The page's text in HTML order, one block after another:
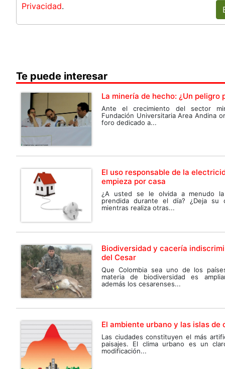
Privacidad.
Te puede interesar
La minería de hecho: ¿Un peligro
Ante el crecimiento del sector
Fundación Universitaria Area Andina
foro dedicado a...
El uso responsable de la
empieza por casa
¿A usted se le olvida a menudo
prendida durante el día? ¿Deja su
mientras realiza otras...
Biodiversidad y cacería
del Cesar
Que Colombia sea uno de los
materia de biodiversidad es
además los cesarenses...
El ambiente urbano y las islas de
Las ciudades constituyen el más
paisajes. El clima urbano es un
modificación...